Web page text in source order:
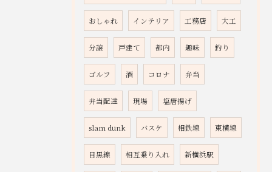
おしゃれ インテリア 工務店 大工
分譲 戸建て 都内 趣味 釣り
ゴルフ 酒 コロナ 弁当
弁当配達 現場 塩唐揚げ
slam dunk バスケ 相鉄線 東横線
目黒線 相互乗り入れ 新横浜駅